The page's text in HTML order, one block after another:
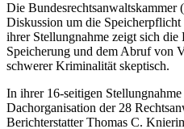
Die
Diskussion um die
ihrer Stellungnahme zeigt sich
Speicherung und dem Abruf von
schwerer Kriminalität skeptisch.
In ihrer 16-seitigen
Dachorganisation der 28
Berichterstatter Thomas C.